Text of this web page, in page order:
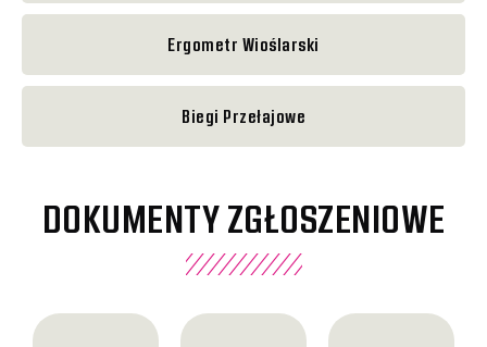
Ergometr Wioślarski
Biegi Przełajowe
DOKUMENTY ZGŁOSZENIOWE